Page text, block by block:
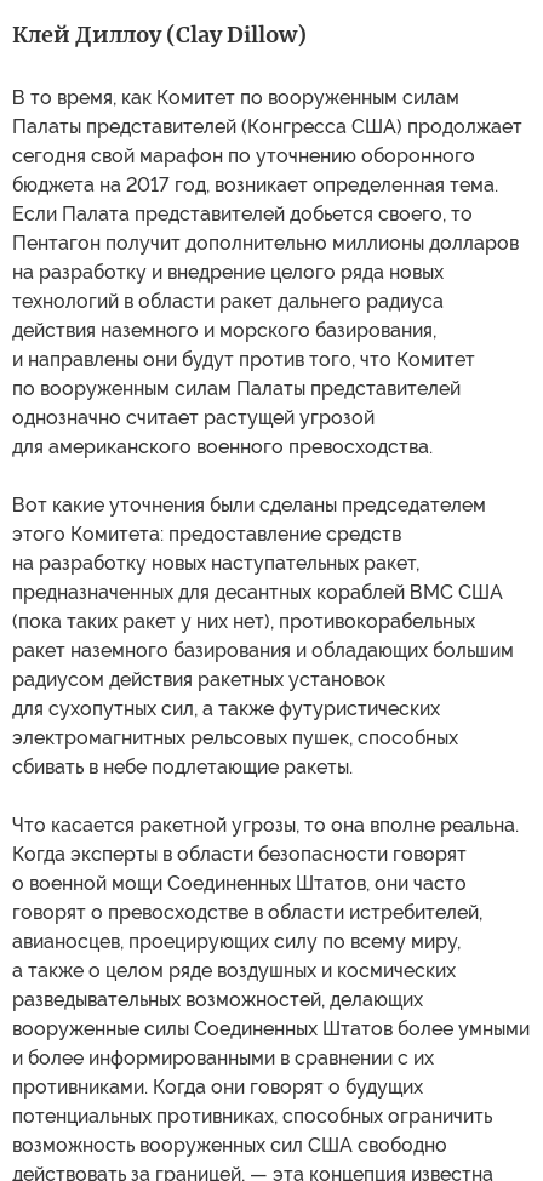
Клей Диллоу (Clay Dillow)
В то время, как Комитет по вооруженным силам
Палаты представителей (Конгресса США) продолжает
сегодня свой марафон по уточнению оборонного
бюджета на 2017 год, возникает определенная тема.
Если Палата представителей добьется своего, то
Пентагон получит дополнительно миллионы долларов
на разработку и внедрение целого ряда новых
технологий в области ракет дальнего радиуса
действия наземного и морского базирования,
и направлены они будут против того, что Комитет
по вооруженным силам Палаты представителей
однозначно считает растущей угрозой
для американского военного превосходства.
Вот какие уточнения были сделаны председателем
этого Комитета: предоставление средств
на разработку новых наступательных ракет,
предназначенных для десантных кораблей ВМС США
(пока таких ракет у них нет), противокорабельных
ракет наземного базирования и обладающих большим
радиусом действия ракетных установок
для сухопутных сил, а также футуристических
электромагнитных рельсовых пушек, способных
сбивать в небе подлетающие ракеты.
Что касается ракетной угрозы, то она вполне реальна.
Когда эксперты в области безопасности говорят
о военной мощи Соединенных Штатов, они часто
говорят о превосходстве в области истребителей,
авианосцев, проецирующих силу по всему миру,
а также о целом ряде воздушных и космических
разведывательных возможностей, делающих
вооруженные силы Соединенных Штатов более умными
и более информированными в сравнении с их
противниками. Когда они говорят о будущих
потенциальных противниках, способных ограничить
возможность вооруженных сил США свободно
действовать за границей, — эта концепция известна